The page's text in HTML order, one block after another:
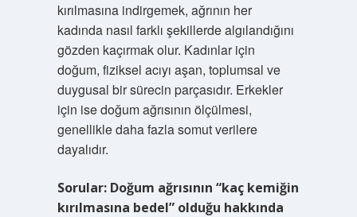
kırılmasına indirgemek, ağrının her
kadında nasıl farklı şekillerde algılandığını
gözden kaçırmak olur. Kadınlar için
doğum, fiziksel acıyı aşan, toplumsal ve
duygusal bir sürecin parçasıdır. Erkekler
için ise doğum ağrısının ölçülmesi,
genellikle daha fazla somut verilere
dayalıdır.
Sorular: Doğum ağrısının “kaç kemiğin
kırılmasına bedel” olduğu hakkında